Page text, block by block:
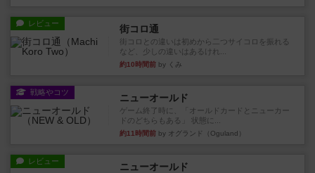
レビュー 街コロ通
街コロとの違いは初めから二つサイコロを振れる
など、少しの違いはあるけれ...
約10時間前 by くみ
戦略やコツ ニューオールド
ゲーム終了時に、「オールドカードとニューカー
ドのどちらもある」 状態に...
約11時間前 by オグランド（Oguland）
レビュー ニューオールド